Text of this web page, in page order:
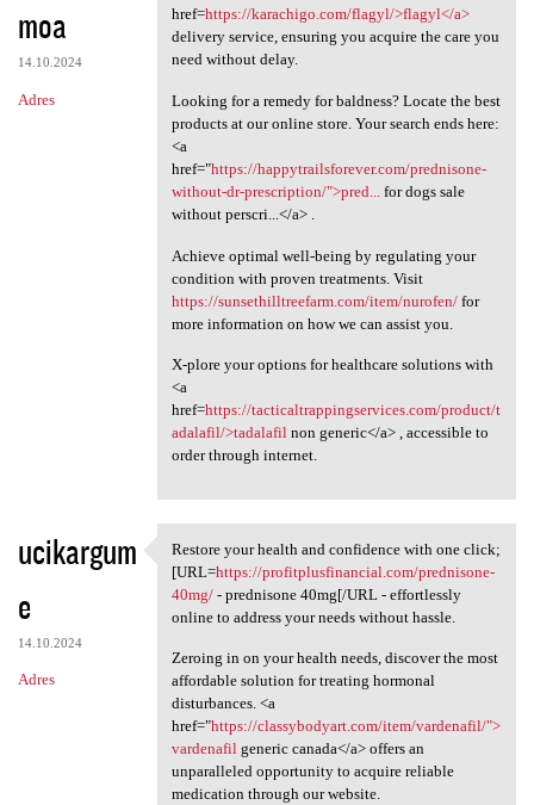
moa
14.10.2024
Adres
href=https://karachigo.com/flagyl/>flagyl</a>
delivery service, ensuring you acquire the care you
need without delay.
Looking for a remedy for baldness? Locate the best
products at our online store. Your search ends here:
<a
href="https://happytrailsforever.com/prednisone-
without-dr-prescription/">pred...
for dogs sale
without perscri...</a> .
Achieve optimal well-being by regulating your
condition with proven treatments. Visit
https://sunsethilltreefarm.com/item/nurofen/for
more information on how we can assist you.
X-plore your options for healthcare solutions with
<a
href=https://tacticaltrappingservices.com/product/t
adalafil/>tadalafilnon generic</a> , accessible to
order through internet.
ucikargum
e
14.10.2024
Adres
Restore your health and
Restore your health and confidence with one click;
[URL=https://profitplusfinancial.com/prednisone-
40mg/- prednisone 40mg[/URL - effortlessly
online to address your needs without hassle.
Zeroing in on your health needs, discover the most
affordable solution for treating hormonal
disturbances. <a
href="https://classybodyart.com/item/vardenafil/">
vardenafilgeneric canada</a> offers an
unparalleled opportunity to acquire reliable
medication through our website.